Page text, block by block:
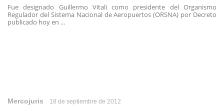
Fue designado Guillermo Vitali como presidente del Organismo
Regulador del Sistema Nacional de Aeropuertos (ORSNA) por Decreto
publicado hoy en ...
Mercojuris 18 de septiembre de 2012